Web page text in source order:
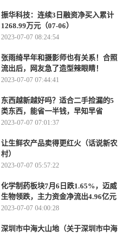
振华科技：连续3日融资净买入累计
1268.99万元（07-06）
2023-07-07 08:24:54
张雨绮早年和摄影师也有关系！合照
流出后，网友急了造型辣眼睛！
2023-07-07 07:44:41
东西越新越好吗？适合二手捡漏的5
类东西，能省一半钱，早知早省
2023-07-07 07:01:37
让生鲜农产品卖得更红火（话说新农
村）
2023-07-07 05:57:22
化学制药板块7月6日跌1.65%，迈威
生物领跌，主力资金净流出4.96亿元
2023-07-07 04:00:28
深圳市中海大山地（关于深圳市中海